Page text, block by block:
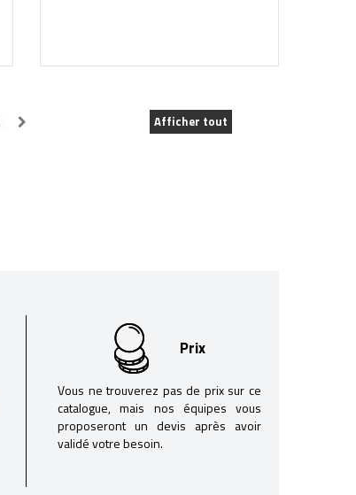
Afficher tout
Prix
Vous ne trouverez pas de prix sur ce
catalogue, mais nos équipes vous
proposeront un devis après avoir
validé votre besoin.